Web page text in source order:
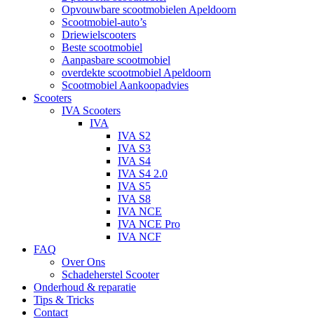
Opvouwbare scootmobielen Apeldoorn
Scootmobiel-auto’s
Driewielscooters
Beste scootmobiel
Aanpasbare scootmobiel
overdekte scootmobiel Apeldoorn
Scootmobiel Aankoopadvies
Scooters
IVA Scooters
IVA
IVA S2
IVA S3
IVA S4
IVA S4 2.0
IVA S5
IVA S8
IVA NCE
IVA NCE Pro
IVA NCF
FAQ
Over Ons
Schadeherstel Scooter
Onderhoud & reparatie
Tips & Tricks
Contact